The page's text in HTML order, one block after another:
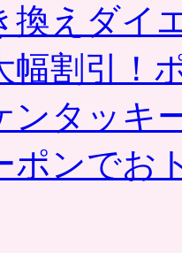
換えダイ
幅割引！
ンタッキ
ポンでお